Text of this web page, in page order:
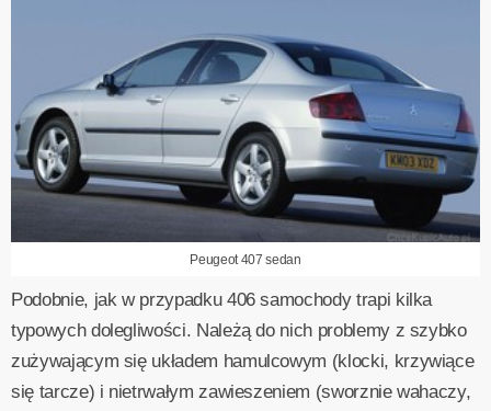
Peugeot 407 sedan
Podobnie, jak w przypadku 406 samochody trapi kilka
typowych dolegliwości. Należą do nich problemy z szybko
zużywającym się układem hamulcowym (klocki, krzywiące
się tarcze) i nietrwałym zawieszeniem (sworznie wahaczy,